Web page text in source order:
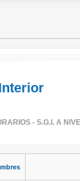
- S.G.I. A